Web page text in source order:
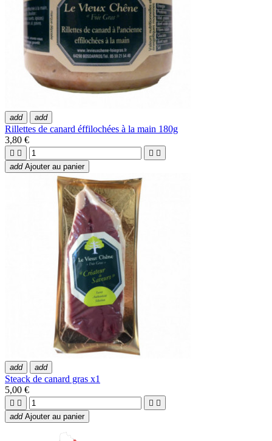
add add
Rillettes de canard éffilochées à la main 180g
3,80 €
   
add Ajouter au panier
add add
Steack de canard gras x1
5,00 €
   
add Ajouter au panier